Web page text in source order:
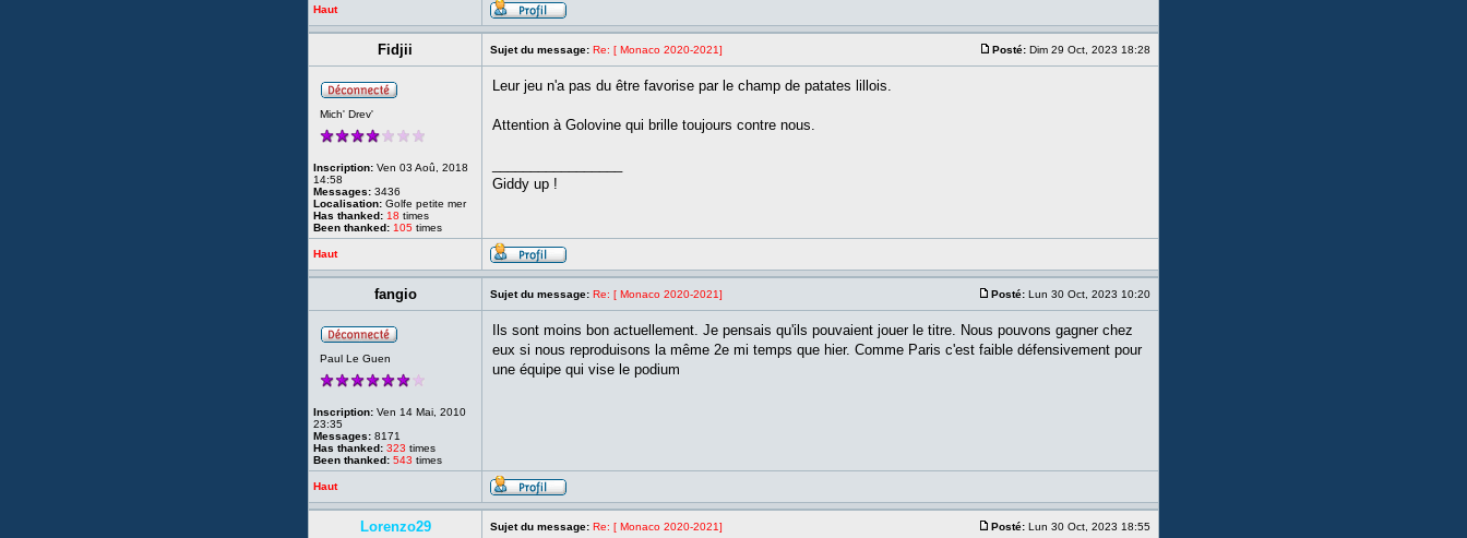
Haut
Fidjii Sujet du message: Re: [ Monaco 2020-2021] Posté: Dim 29 Oct, 2023 18:28
Mich' Drev'
Inscription: Ven 03 Aoû, 2018
14:58
Messages: 3436
Localisation: Golfe petite mer
Has thanked: 18 times
Been thanked: 105 times
Leur jeu n'a pas du être favorise par le champ de patates lillois.
Attention à Golovine qui brille toujours contre nous.
Giddy up !
Haut
fangio Sujet du message: Re: [ Monaco 2020-2021] Posté: Lun 30 Oct, 2023 10:20
Paul Le Guen
Inscription: Ven 14 Mai, 2010
23:35
Messages: 8171
Has thanked: 323 times
Been thanked: 543 times
Ils sont moins bon actuellement. Je pensais qu'ils pouvaient jouer le titre. Nous pouvons gagner chez
eux si nous reproduisons la même 2e mi temps que hier. Comme Paris c'est faible défensivement pour
une équipe qui vise le podium
Haut
Lorenzo29 Sujet du message: Re: [ Monaco 2020-2021] Posté: Lun 30 Oct, 2023 18:55